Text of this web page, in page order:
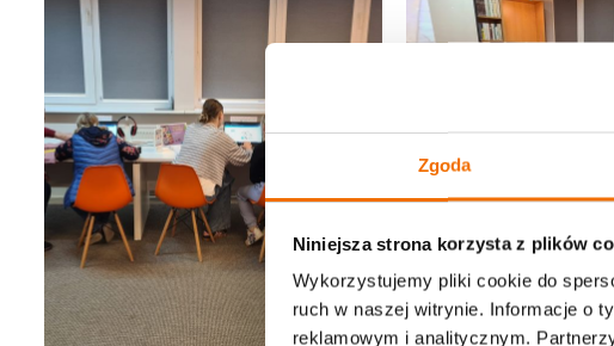
Zgoda
Niniejsza strona korzysta z plików
Wykorzystujemy pliki cookie do
ruch w naszej witrynie. Informacje o
reklamowym i analitycznym.